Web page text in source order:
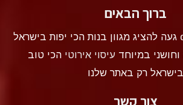
ברוך הבאים
אתר discret-room געה להציג מגוון בנות הכי יפות בישראל
וחושני במיוחדעיסוי אירוטי הכי טוב
בישראל רק באתר שלנו